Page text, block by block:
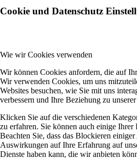
Cookie und Datenschutz
Wie wir Cookies verwenden
Wir können Cookies anfordern, die auf
Wir verwenden Cookies, um uns
Websites besuchen, wie Sie mit uns
verbessern und Ihre Beziehung zu unserer
Klicken Sie auf die verschiedenen
zu erfahren. Sie können auch einige Ihrer
Beachten Sie, dass das Blockieren
Auswirkungen auf Ihre Erfahrung auf
Dienste haben kann, die wir anbieten